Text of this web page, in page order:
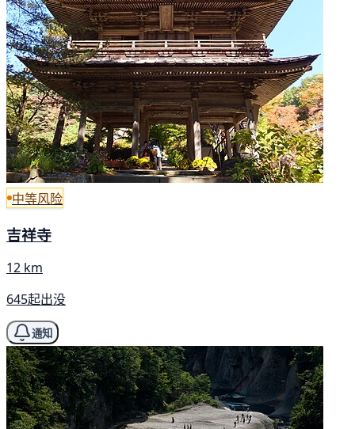
中等风险
吉祥寺
12 km
645起出没
通知